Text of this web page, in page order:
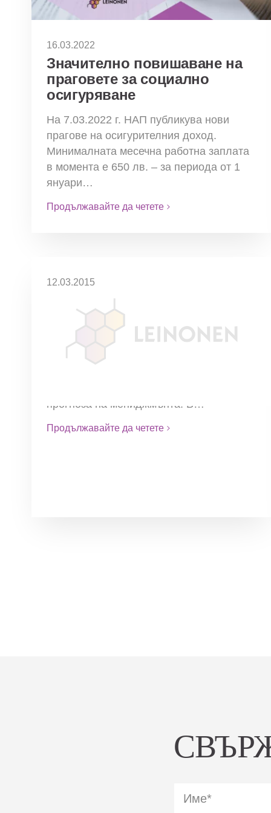
16.03.2022
Значително повишаване на
праговете за социално
осигуряване
На 7.03.2022 г. НАП публикува нови
прагове на осигурителния доход.
Минималната месечна работна заплата
в момента е 650 лв. – за периода от 1
януари…
Продължавайте да четете
12.03.2015
Как умно да разпределим
авансовия данък
С тази декларация се определя
задължението и вида на авансовите
прогноза на мениджмънта. В…
Продължавайте да четете